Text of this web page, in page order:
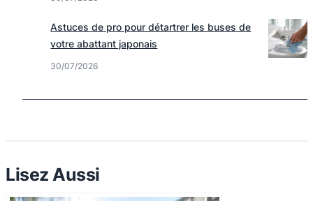
Astuces de pro pour détartrer les buses de
votre abattant japonais
30/07/2026
Lisez Aussi